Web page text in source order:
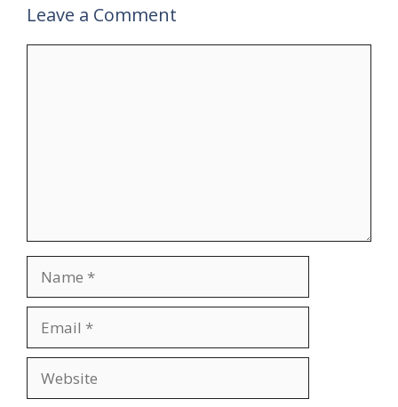
Leave a Comment